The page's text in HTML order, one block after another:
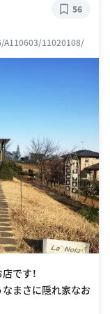
11020108/
56
です！
まさに隠れ家なお